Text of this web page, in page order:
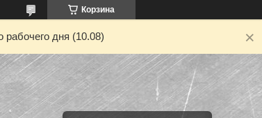
Корзина
дня (10.08)